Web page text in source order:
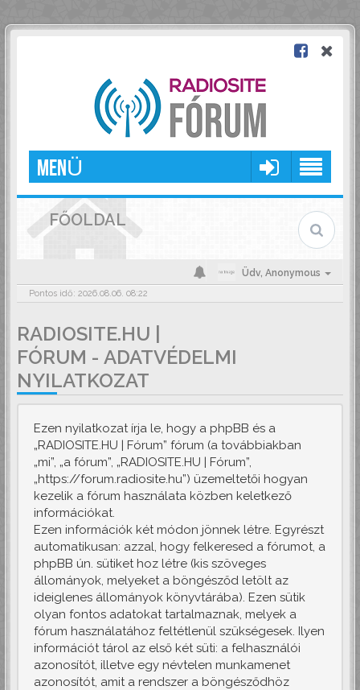
MENÜ
FŐOLDAL
Üdv, Anonymous
Pontos idő: 2026.08.06. 08:22
RADIOSITE.HU |
FÓRUM - ADATVÉDELMI
NYILATKOZAT
Ezen nyilatkozat írja le, hogy a phpBB és a
„RADIOSITE.HU | Fórum” fórum (a továbbiakban
„mi”, „a fórum”, „RADIOSITE.HU | Fórum”,
„https://forum.radiosite.hu”) üzemeltetői hogyan
kezelik a fórum használata közben keletkező
információkat.
Ezen információk két módon jönnek létre. Egyrészt
automatikusan: azzal, hogy felkeresed a fórumot, a
phpBB ún. sütiket hoz létre (kis szöveges
állományok, melyeket a böngésződ letölt az
ideiglenes állományok könyvtárába). Ezen sütik
olyan fontos adatokat tartalmaznak, melyek a
fórum használatához feltétlenül szükségesek. Ilyen
információt tárol az első két süti: a felhasználói
azonosítót, illetve egy névtelen munkamenet
azonosítót, amit a rendszer a böngésződhöz